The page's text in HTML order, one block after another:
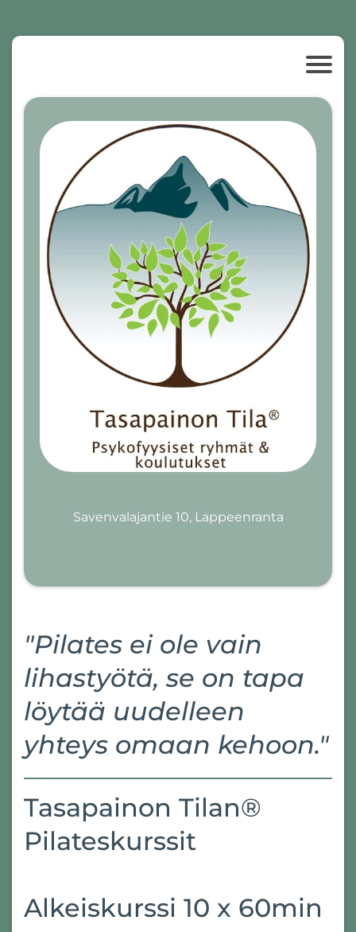
Savenvalajantie 10, Lappeenranta
"Pilates ei ole vain
lihastyötä, se on tapa
löytää uudelleen
yhteys omaan kehoon."
Tasapainon Tilan®
Pilateskurssit
Alkeiskurssi 10 x 60min